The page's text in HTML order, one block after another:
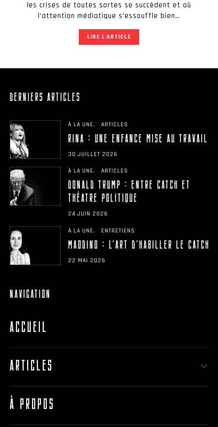
LIRE L'ARTICLE
les crises de toutes sortes se succèdent et où
l’attention médiatique s’essouffle bien…
LIRE L'ARTICLE
DERNIERS ARTICLES
À LA UNE ARTICLES
RINA : UNE ENFANCE MISE AU TRAVAIL
30 JUILLET 2026
À LA UNE ARTICLES
DONALD TRUMP : ENTRE CATCH ET
THÉÂTRE POLITIQUE
24 JUIN 2026
À LA UNE ENTRETIENS
MAODINO : L’ART D’HABILLER LE CATCH
22 MAI 2026
NAVIGATION
ACCUEIL
ARTICLES
À PROPOS